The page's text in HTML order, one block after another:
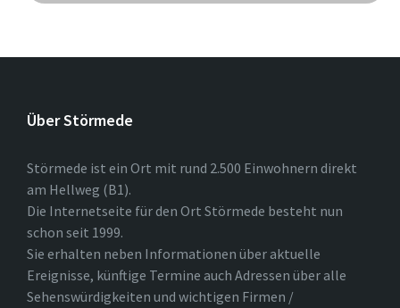
Über Störmede
Störmede ist ein Ort mit rund 2.500 Einwohnern direkt
am Hellweg (B1).
Die Internetseite für den Ort Störmede besteht nun
schon seit 1999.
Sie erhalten neben Informationen über aktuelle
Ereignisse, künftige Termine auch Adressen über alle
Sehenswürdigkeiten und wichtigen Firmen /